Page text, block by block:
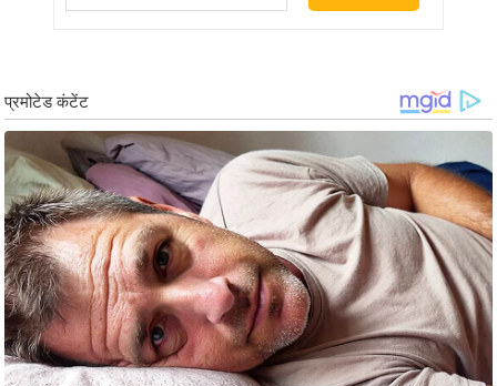
न
रे
लू
नु
स्खे
प
र्य
ट
न